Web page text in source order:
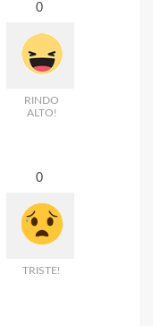
0
RINDO
ALTO!
0
TRISTE!